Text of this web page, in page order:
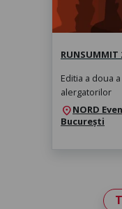
RUNSUMMIT
Editia a doua
alergatorilor
location_onNORD
București